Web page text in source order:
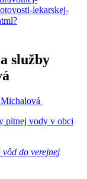
služby
pitnej vody v obci
do verejnej